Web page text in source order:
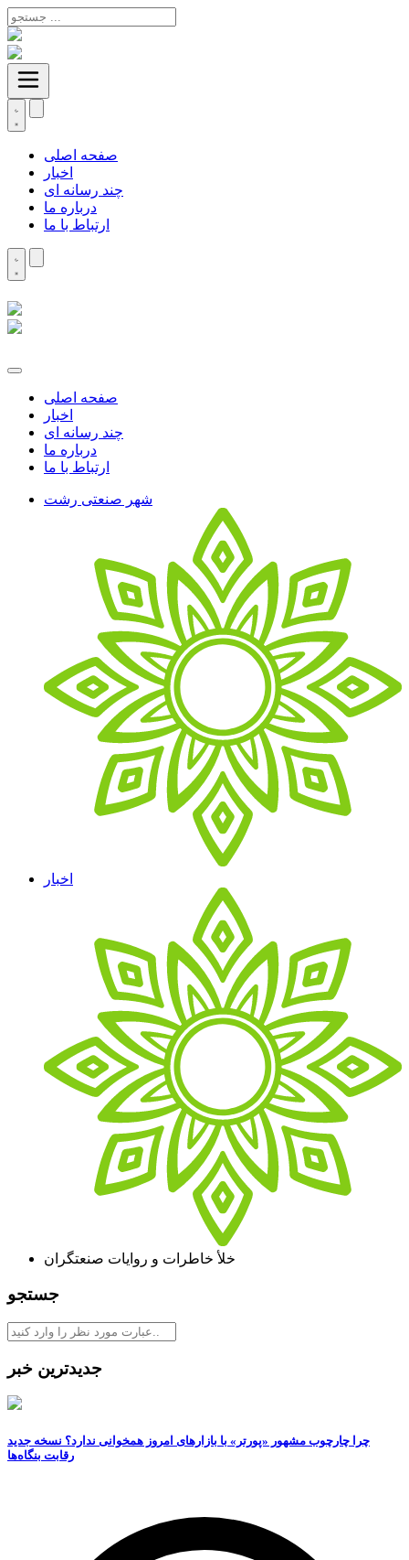
صفحه اصلی
اخبار
چند رسانه ای
درباره ما
ارتباط با ما
صفحه اصلی
اخبار
چند رسانه ای
درباره ما
ارتباط با ما
شهر صنعتی رشت
اخبار
خلأ خاطرات و روایات صنعتگران
جستجو
جدیدترین خبر
چرا چارچوب مشهور «پورتر» با بازارهای امروز همخوانی ندارد؟ نسخه جدید
رقابت‌ بنگاه‌ها